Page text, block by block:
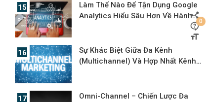
0
Làm Thế Nào Để Tận Dụng Google
Analytics Hiểu Sâu Hơn Về Hành
Trình Và Trải Nghiệm Khách Hàng?
Sự Khác Biệt Giữa Đa Kênh
(Multichannel) Và Hợp Nhất Kênh
Omni-Channel – Chiến Lược Đa